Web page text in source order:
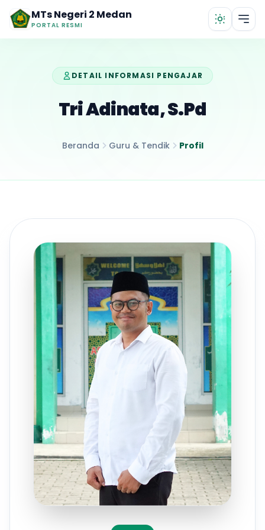
Lewati ke konten utama
MTs Negeri 2 Medan
PORTAL RESMI
DETAIL INFORMASI PENGAJAR
Tri Adinata, S.Pd
Beranda Guru & Tendik Profil